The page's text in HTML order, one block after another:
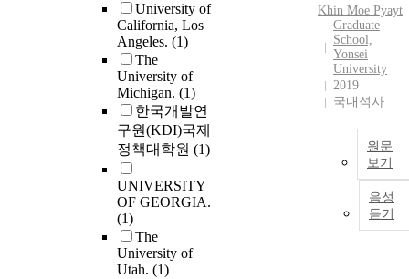
University of
California, Los
Angeles. (1)
The
University of
Michigan. (1)
한국개발연
구원(KDI)국제
정책대학원 (1)
UNIVERSITY
OF GEORGIA.
(1)
The
University of
Utah. (1)
Khin Moe Pyayt
Graduate
School,
Yonsei
University
2019
국내석사
원문
보기
음성
듣기